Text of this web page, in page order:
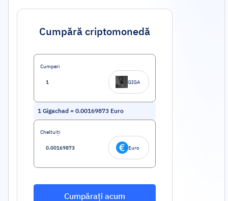
Cumpără criptomonedă
Cumperi
GIGA
1 Gigachad = 0.00169873 Euro
Cheltuiți
Euro
Cumpărați acum